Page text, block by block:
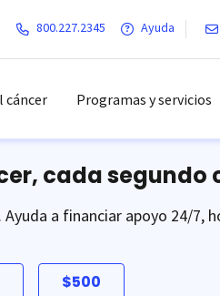
800.227.2345 Ayuda
cáncer Programas y servicios
cada segundo
a financiar apoyo 24/7,
$500